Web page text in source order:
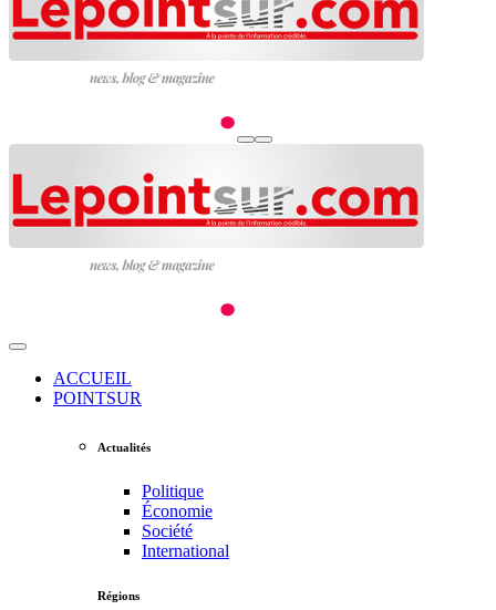
ACCUEIL
POINTSUR
Actualités
Politique
Économie
Société
International
Régions